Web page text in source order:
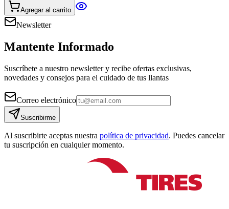
Agregar al carrito
Newsletter
Mantente Informado
Suscríbete a nuestro newsletter y recibe ofertas exclusivas,
novedades y consejos para el cuidado de tus llantas
Correo electrónico
Suscribirme
Al suscribirte aceptas nuestra política de privacidad. Puedes cancelar
tu suscripción en cualquier momento.